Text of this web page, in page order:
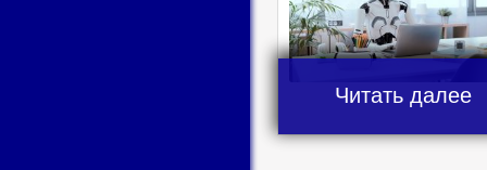
Читать далее